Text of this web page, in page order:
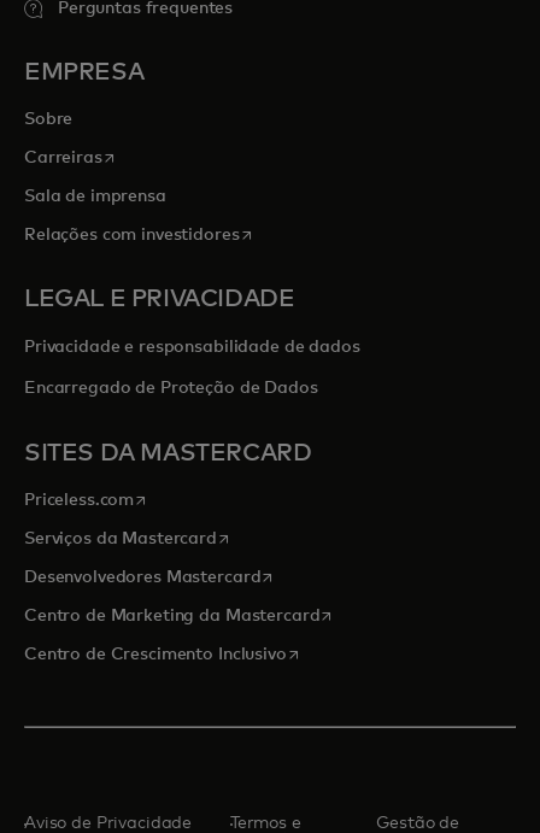
Perguntas frequentes
EMPRESA
Sobre
Carreirasabre em uma nova guia
Sala de imprensa
Relações com investidoresabre em uma nova guia
LEGAL E PRIVACIDADE
Privacidade e responsabilidade de dados
Encarregado de Proteção de Dados
SITES DA MASTERCARD
Priceless.com abre em uma nova guia
Serviços da Mastercardabre em uma nova guia
Desenvolvedores Mastercardabre em uma nova guia
Centro de Marketing da Mastercardabre em uma nova guia
Centro de Crescimento Inclusivoabre em uma nova guia
Aviso de Privacidade
Termos e
Gestão de